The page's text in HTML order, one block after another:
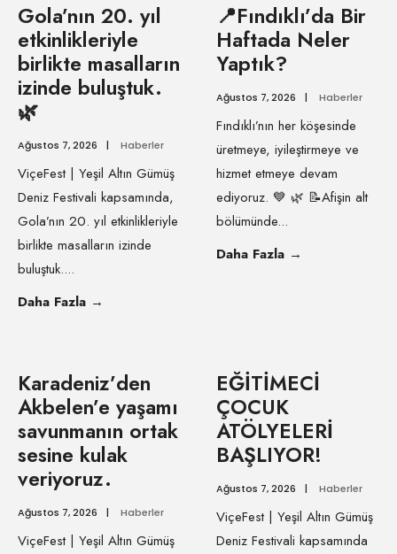
Gola’nın 20. yıl
etkinlikleriyle
birlikte masalların
izinde buluştuk.
🌿
Ağustos 7, 2026 | Haberler
ViçeFest | Yeşil Altın Gümüş
Deniz Festivali kapsamında,
Gola’nın 20. yıl etkinlikleriyle
birlikte masalların izinde
buluştuk....
Daha Fazla →
📍Fındıklı’da Bir
Haftada Neler
Yaptık?
Ağustos 7, 2026 | Haberler
Fındıklı’nın her köşesinde
üretmeye, iyileştirmeye ve
hizmet etmeye devam
ediyoruz. 💙 🌿 📝Afişin alt
bölümünde...
Daha Fazla →
Karadeniz’den
Akbelen’e yaşamı
savunmanın ortak
sesine kulak
veriyoruz.
Ağustos 7, 2026 | Haberler
ViçeFest | Yeşil Altın Gümüş
EĞİTİMECİ
ÇOCUK
ATÖLYELERİ
BAŞLIYOR!
Ağustos 7, 2026 | Haberler
ViçeFest | Yeşil Altın Gümüş
Deniz Festivali kapsamında